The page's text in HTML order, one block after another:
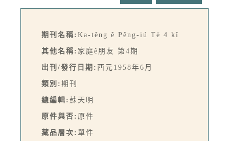
期刊名稱: Ka-têng ê Pêng-iú Tē 4 kî
其他名稱: 家庭ê朋友 第4期
出刊/發行日期: 西元1958年6月
類別: 期刊
總編輯: 蘇天明
原件與否: 原件
藏品層次: 單件